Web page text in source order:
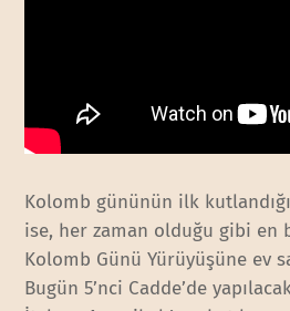
Kolomb gününün ilk
ise, her zaman olduğu gibi en
Kolomb Günü Yürüyüşüne ev
Bugün 5’nci Cadde’de